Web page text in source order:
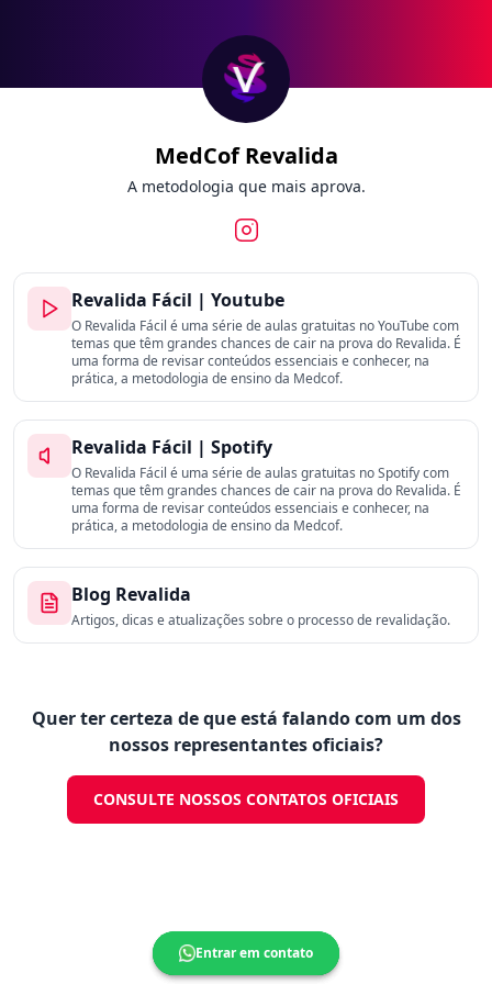
MedCof Revalida
A metodologia que mais aprova.
Revalida Fácil | Youtube
O Revalida Fácil é uma série de aulas gratuitas no YouTube com
temas que têm grandes chances de cair na prova do Revalida. É
uma forma de revisar conteúdos essenciais e conhecer, na
prática, a metodologia de ensino da Medcof.
Entrar em contato
Revalida Fácil | Spotify
O Revalida Fácil é uma série de aulas gratuitas no Spotify com
temas que têm grandes chances de cair na prova do Revalida. É
uma forma de revisar conteúdos essenciais e conhecer, na
prática, a metodologia de ensino da Medcof.
Entrar em contato
Blog Revalida
Artigos, dicas e atualizações sobre o processo de revalidação.
Entrar em contato
Quer ter certeza de que está falando com um dos
nossos representantes oficiais?
CONSULTE NOSSOS CONTATOS OFICIAIS